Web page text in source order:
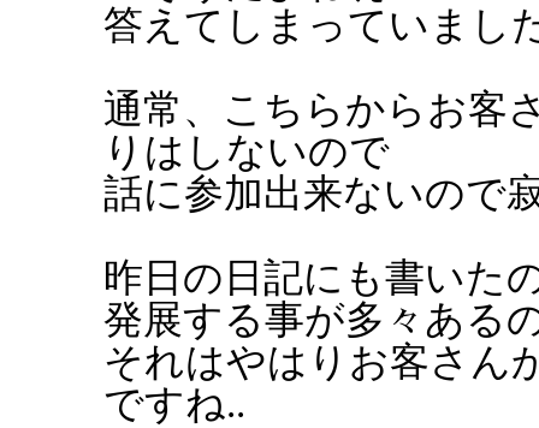
答えてしまっていまし
通常、こちらからお客
りはしないので
話に参加出来ないので
昨日の日記にも書いた
発展する事が多々ある
それはやはりお客さん
ですね..